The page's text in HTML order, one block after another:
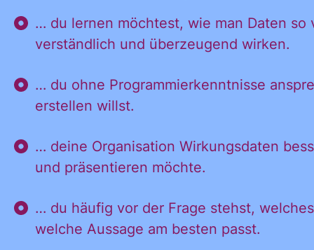
… du lernen möchtest, wie man Daten so
verständlich und überzeugend wirken.
… du ohne Programmierkenntnisse
erstellen willst.
… deine Organisation Wirkungsdaten
und präsentieren möchte.
… du häufig vor der Frage stehst,
welche Aussage am besten passt.